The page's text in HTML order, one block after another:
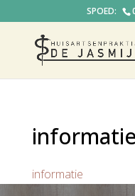
informatie
informatie